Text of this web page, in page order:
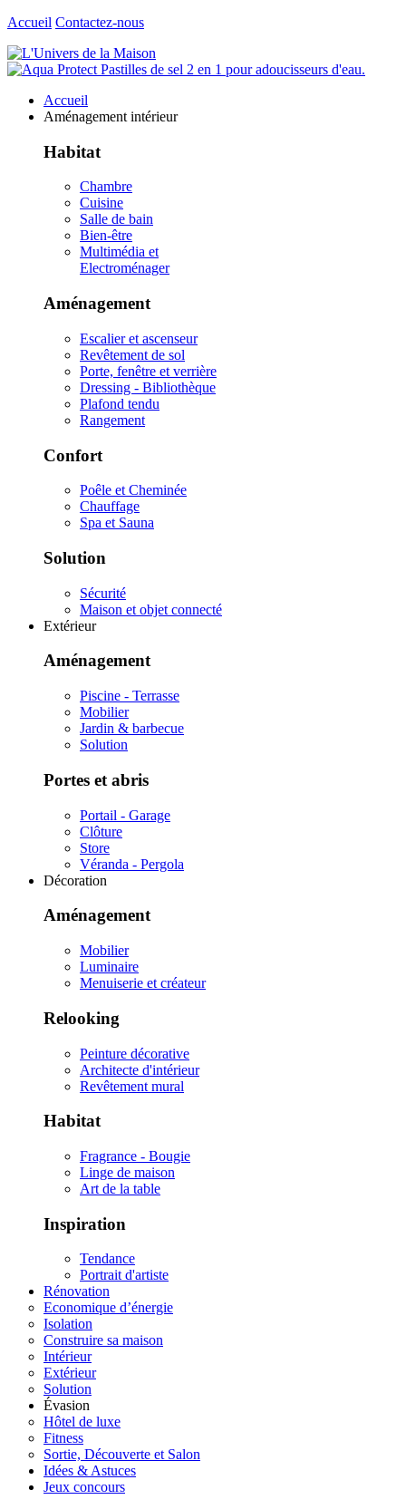
Accueil Contactez-nous
Accueil
Aménagement intérieur
Habitat
Chambre
Cuisine
Salle de bain
Bien-être
Multimédia et
Electroménager
Aménagement
Escalier et ascenseur
Revêtement de sol
Porte, fenêtre et verrière
Dressing - Bibliothèque
Plafond tendu
Rangement
Confort
Poêle et Cheminée
Chauffage
Spa et Sauna
Solution
Sécurité
Maison et objet connecté
Extérieur
Aménagement
Piscine - Terrasse
Mobilier
Jardin & barbecue
Solution
Portes et abris
Portail - Garage
Clôture
Store
Véranda - Pergola
Décoration
Aménagement
Mobilier
Luminaire
Menuiserie et créateur
Relooking
Peinture décorative
Architecte d'intérieur
Revêtement mural
Habitat
Fragrance - Bougie
Linge de maison
Art de la table
Inspiration
Tendance
Portrait d'artiste
Rénovation
Economique d’énergie
Isolation
Construire sa maison
Intérieur
Extérieur
Solution
Évasion
Hôtel de luxe
Fitness
Sortie, Découverte et Salon
Idées & Astuces
Jeux concours